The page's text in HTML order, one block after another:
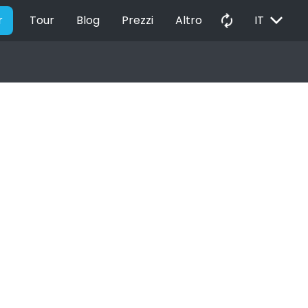
Tour Blog Prezzi Altro autorenew IT EXPAND_MORE